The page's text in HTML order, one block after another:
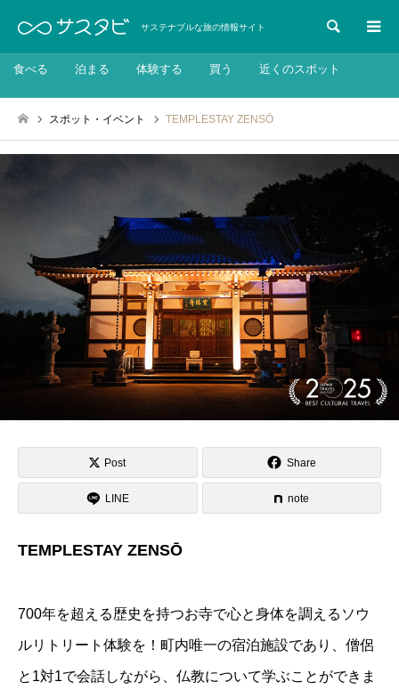
サステナブルな旅の情報サイト 検索
食べる 泊まる 体験する 買う 近くのスポット
スポット・イベント TEMPLESTAY ZENSŌ
Post Share
LINE note
TEMPLESTAY ZENSŌ
700年を超える歴史を持つお寺で心と身体を調えるソウ
ルリトリート体験を！町内唯一の宿泊施設であり、僧侶
と1対1で会話しながら、仏教について学ぶことができま